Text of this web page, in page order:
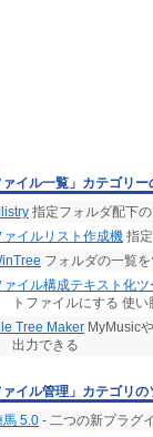
ァイル一覧」カテゴリ
指定フォルダ配下
ァイルリスト作成機 指
フォルダの一覧
ァイル構成テキスト化ツ
トファイルにする 使
Tree Maker MyMusic
出力できる
ァイル管理」カテゴリ
馬 5.0 - 二つの新プラグ